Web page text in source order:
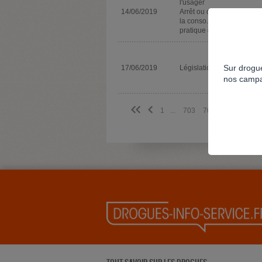
14/06/2019
l'usager
Arrêt ou diminution de
la conso. ou de la
pratique de jeu
17/06/2019 Législation
<< < 1 703 704
Sur
nos